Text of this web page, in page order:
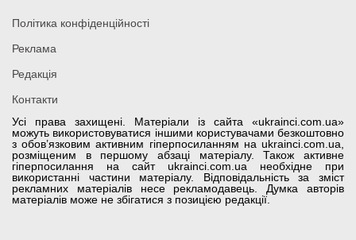
Усі права захищені. Матеріали із сайта «ukrainci.com.ua»
можуть використовуватися іншими користувачами безкоштовно
з обов’язковим активним гіперпосиланням на ukrainci.com.ua,
розміщеним в першому абзаці матеріалу. Також активне
гіперпосилання на сайт ukrainci.com.ua необхідне при
використанні частини матеріалу. Відповідальність за зміст
рекламних матеріалів несе рекламодавець. Думка авторів
матеріалів може не збігатися з позицією редакції.
Політика конфіденційності
Реклама
Редакція
Контакти